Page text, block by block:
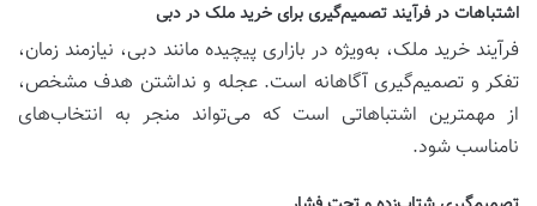
اشتباهات در فرآیند تصمیم‌گیری برای خرید ملک در دبی
فرآیند خرید ملک، به‌ویژه در بازاری پیچیده مانند دبی، نیازمند زمان،
تفکر و تصمیم‌گیری آگاهانه است. عجله و نداشتن هدف مشخص،
از مهمترین اشتباهاتی است که می‌تواند منجر به انتخاب‌های
نامناسب شود.